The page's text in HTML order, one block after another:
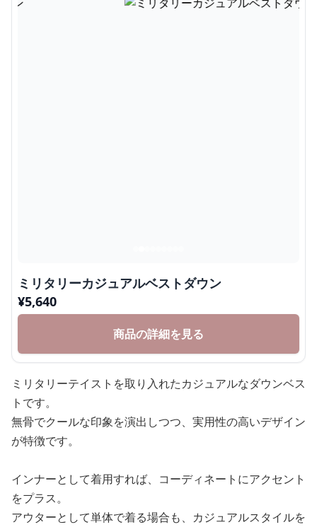
ミリタリーカジュアルベストダウン
¥5,640
商品の詳細を見る
ミリタリーテイストを取り入れたカジュアルなダウンベス
トです。
無骨でクールな印象を演出しつつ、実用性の高いデザイン
が特徴です。
インナーとして着用すれば、コーディネートにアクセント
をプラス。
アウターとして単体で着る場合も、カジュアルスタイルを